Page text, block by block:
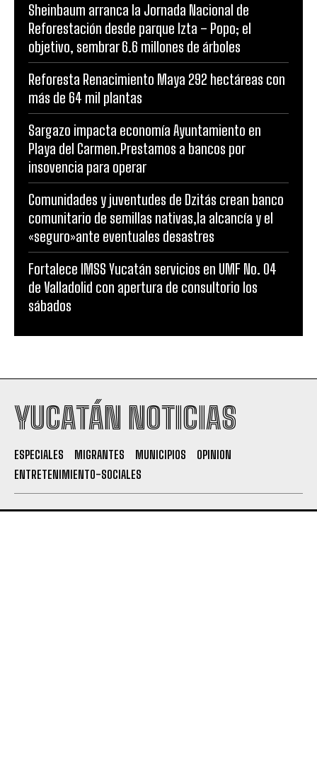
Sheinbaum arranca la Jornada Nacional de
Reforestación desde parque Izta – Popo; el
objetivo, sembrar 6.6 millones de árboles
Reforesta Renacimiento Maya 292 hectáreas con
más de 64 mil plantas
Sargazo impacta economía Ayuntamiento en
Playa del Carmen.Prestamos a bancos por
insovencia para operar
Comunidades y juventudes de Dzitás crean banco
comunitario de semillas nativas,la alcancía y el
«seguro»ante eventuales desastres
Fortalece IMSS Yucatán servicios en UMF No. 04
de Valladolid con apertura de consultorio los
sábados
YUCATÁN NOTICIAS
ESPECIALES MIGRANTES MUNICIPIOS
OPINION
ENTRETENIMIENTO-SOCIALES